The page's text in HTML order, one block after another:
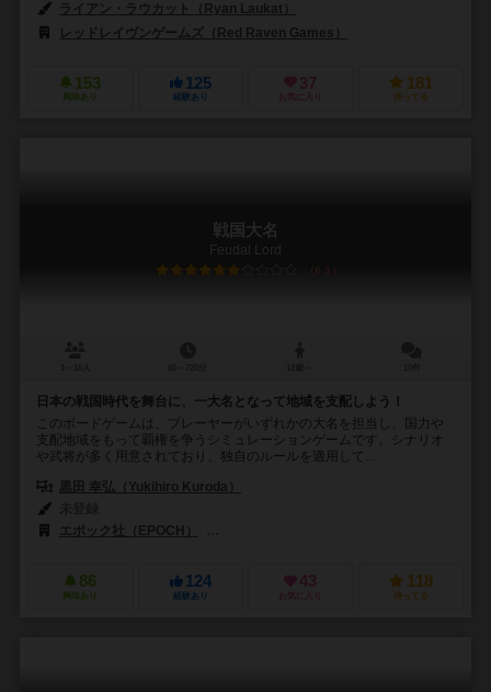
ライアン・ラウカット（Ryan Laukat）
レッドレイヴンゲームズ（Red Raven Games）
153
興味あり
125
経験あり
37
お気に入り
181
持ってる
戦国大名
Feudal Lord
6.3
日本の戦国時代を舞台に、一大名となって地域を支配しよう！
このボードゲームは、プレーヤーがいずれかの大名を担当し、国力や
支配地域をもって覇権を争うシミュレーションゲームです。シナリオ
や武将が多く用意されており、独自のルールを適用して...
黒田 幸弘（Yukihiro Kuroda）
エポック社（EPOCH）
86
興味あり
124
経験あり
43
お気に入り
118
持ってる